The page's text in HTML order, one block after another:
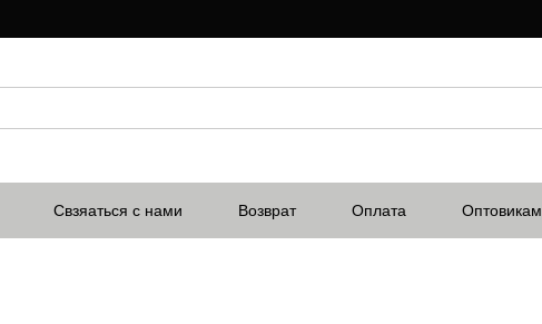
Свзяаться с нами Возврат Оплата Оптовикам